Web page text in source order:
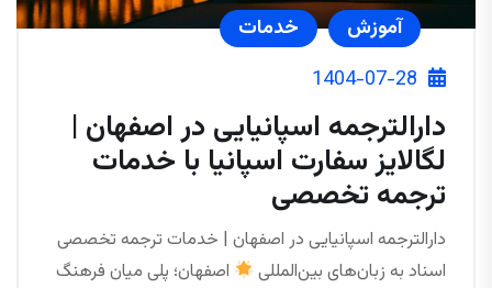
آموزش
خدمات
1404-07-28
دارالترجمه اسپانیایی در اصفهان |
لگالایز سفارت اسپانیا با خدمات
ترجمه تخصصی
دارالترجمه اسپانیایی در اصفهان | خدمات ترجمه تخصصی
اسناد به زبان‌های بین‌المللی
اصفهان؛ پلی میان فرهنگ